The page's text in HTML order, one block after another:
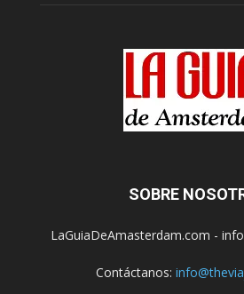
SOBRE
LaGuiaDeAmasterdam.com -
Contáctanos: